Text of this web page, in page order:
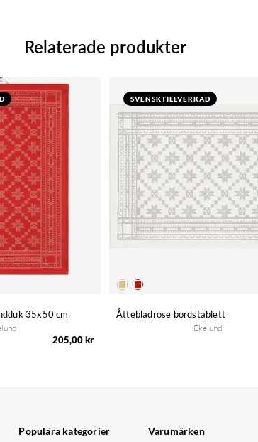
Relaterade produkter
35x50 cm
205,00 kr
SVENSKTILLVERKAD
Åttebladrose bordstablett
Ekelund
Populära kategorier Varumärken